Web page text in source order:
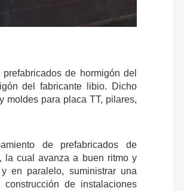
de hormigón del
del fabricante libio. Dicho
moldes para placa TT, pilares,
de prefabricados de
la cual avanza a buen ritmo y
en paralelo, suministrar una
de instalaciones